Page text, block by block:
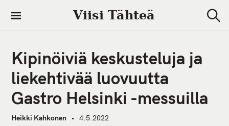
i
Viisi Tähteä
e
Kipinöiviä keskusteluja ja
liekehtivää luovuutta
Gastro Helsinki -messuilla
Heikki Kahkonen 4.5.2022